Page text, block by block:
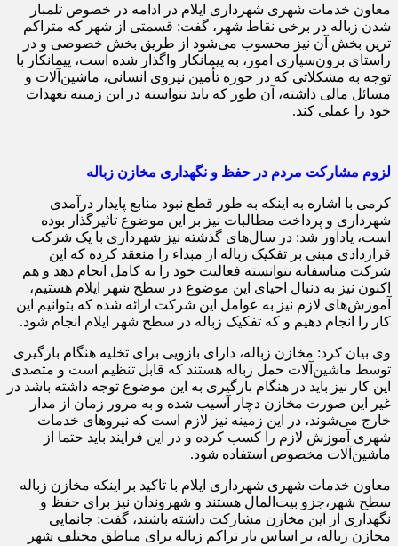
معاون خدمات شهری شهرداری ایلام در ادامه در خصوص تلمبار
شدن زباله در برخی نقاط شهر، گفت: قسمتی از شهر که متراکم
ترین بخش آن نیز محسوب می‌شود از طریق بخش خصوصی و در
راستای برون‌سپاری امور، به پیمانکار واگذار شده است، پیمانکار با
توجه به مشکلاتی که در حوزه تأمین نیروی انسانی، ماشین‌آلات و
مسائل مالی داشته، آن طور که باید نتواسته در این زمینه تعهدات
خود را عملی کند.
لزوم مشارکت مردم در حفظ و نگهداری مخازن زباله
کرمی با اشاره به اینکه به طور قطع نبود منابع پایدار درآمدی
شهرداری و پرداخت مطالبات نیز بر این موضوع تاثیرگذار بوده
است، یادآور شد: در سال‌های گذشته نیز شهرداری با یک شرکت
قراردادی مبنی بر تفکیک زباله از مبداء را منعقد کرده که این
شرکت متاسفانه نتوانسته فعالیت خود را به کامل انجام دهد و هم
اکنون نیز به دنبال احیای این موضوع در سطح شهر ایلام هستیم،
آموزش‌های لازم نیز به عوامل این شرکت ارائه شده که بتوانیم این
کار را انجام دهیم و که تفکیک زباله در سطح شهر ایلام انجام شود.
وی بیان کرد: مخازن زباله، دارای بازویی برای تخلیه هنگام بارگیری
توسط ماشین‌آلات حمل زباله هستند که قابل تنظیم است و متصدی
این کار نیز باید در هنگام بارگیری به این موضوع توجه داشته باشد در
غیر این صورت مخازن دچار آسیب شده و به مرور زمان از مدار
خارج می‌شوند، در این زمینه نیز لازم است که نیروهای خدمات
شهری آموزش لازم را کسب کرده و در این فرایند باید حتما از
ماشین‌آلات مخصوص استفاده شود.
معاون خدمات شهری شهرداری ایلام با تاکید بر اینکه مخازن زباله
سطح شهر،جزو بیت‌المال هستند و شهروندان نیز برای حفظ و
نگهداری از این مخازن مشارکت داشته باشند، گفت: جانمایی
مخازن زباله، بر اساس بار تراکم زباله برای مناطق مختلف شهر